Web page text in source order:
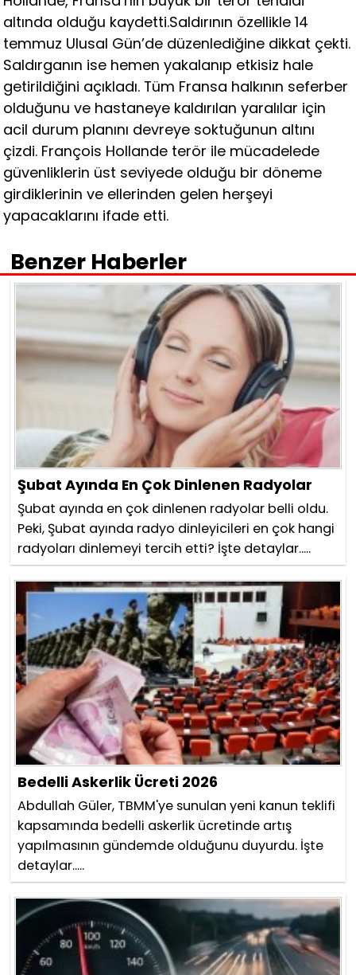
altında olduğu kaydetti.Saldırının özellikle 14
temmuz Ulusal Gün’de düzenlediğine dikkat çekti.
Saldırganın ise hemen yakalanıp etkisiz hale
getirildiğini açıkladı. Tüm Fransa halkının seferber
olduğunu ve hastaneye kaldırılan yaralılar için
acil durum planını devreye soktuğunun altını
çizdi. François Hollande terör ile mücadelede
güvenliklerin üst seviyede olduğu bir döneme
girdiklerinin ve ellerinden gelen herşeyi
yapacaklarını ifade etti.
Benzer Haberler
Şubat Ayında En Çok Dinlenen Radyolar
Şubat ayında en çok dinlenen radyolar belli oldu.
Peki, Şubat ayında radyo dinleyicileri en çok hangi
radyoları dinlemeyi tercih etti? İşte detaylar.....
Bedelli Askerlik Ücreti 2026
Abdullah Güler, TBMM'ye sunulan yeni kanun teklifi
kapsamında bedelli askerlik ücretinde artış
yapılmasının gündemde olduğunu duyurdu. İşte
detaylar.....